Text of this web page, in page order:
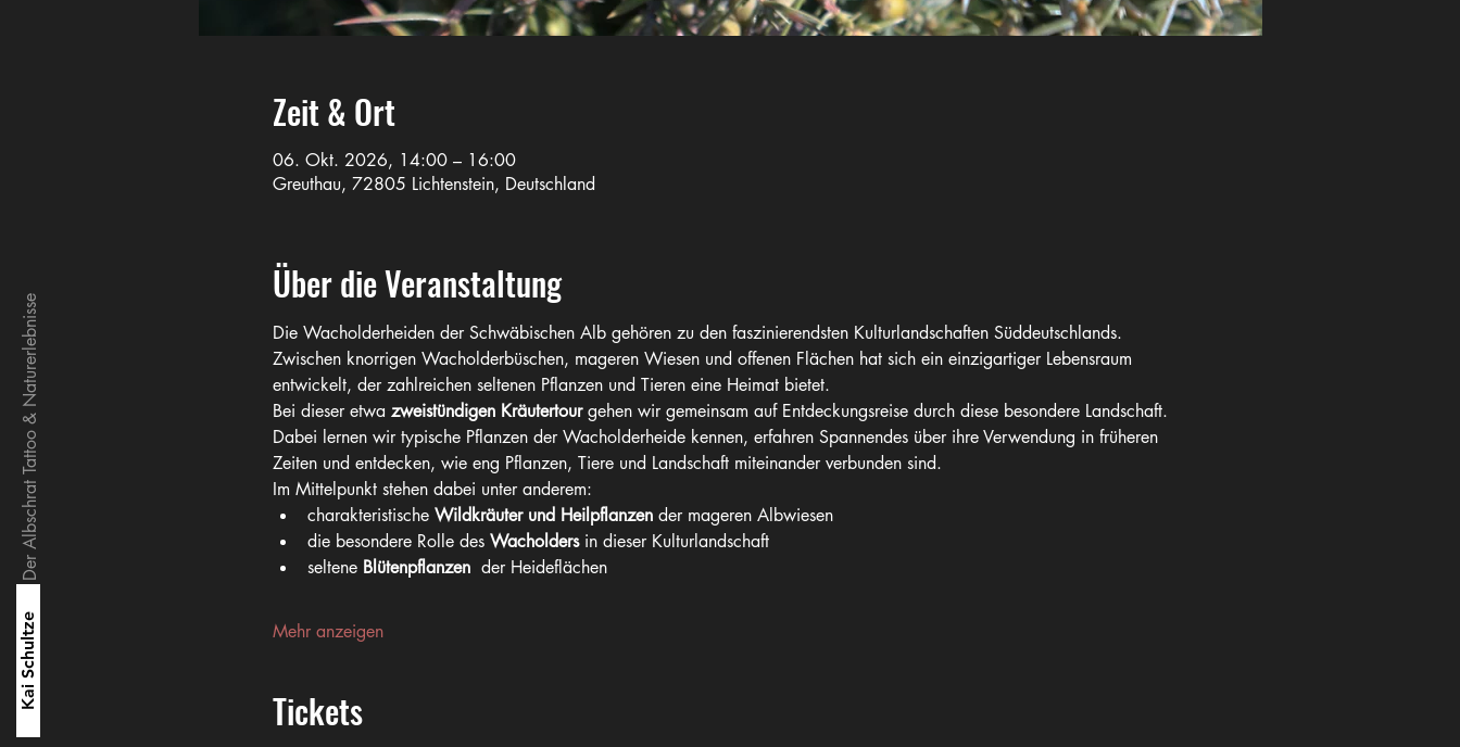
Kai Schultze
Der Albschrat Tattoo & Naturerlebnisse
Zeit & Ort
06. Okt. 2026, 14:00 – 16:00
Greuthau, 72805 Lichtenstein, Deutschland
Über die Veranstaltung
Die Wacholderheiden der Schwäbischen Alb gehören zu den faszinierendsten Kulturlandschaften Süddeutschlands.
Zwischen knorrigen Wacholderbüschen, mageren Wiesen und offenen Flächen hat sich ein einzigartiger Lebensraum
entwickelt, der zahlreichen seltenen Pflanzen und Tieren eine Heimat bietet.
Bei dieser etwa zweistündigen Kräutertour gehen wir gemeinsam auf Entdeckungsreise durch diese besondere Landschaft.
Dabei lernen wir typische Pflanzen der Wacholderheide kennen, erfahren Spannendes über ihre Verwendung in früheren
Zeiten und entdecken, wie eng Pflanzen, Tiere und Landschaft miteinander verbunden sind.
Im Mittelpunkt stehen dabei unter anderem:
charakteristische Wildkräuter und Heilpflanzen der mageren Albwiesen
die besondere Rolle des Wacholders in dieser Kulturlandschaft
seltene Blütenpflanzen der Heideflächen
Mehr anzeigen
Tickets